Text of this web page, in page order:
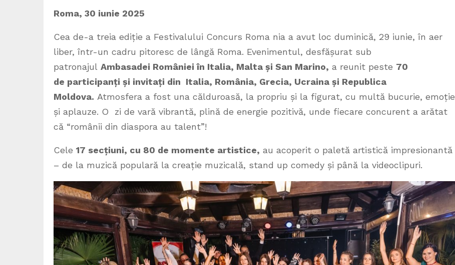
Roma, 30 iunie 2025
Cea de-a treia ediție a Festivalului Concurs Roma nia a avut loc duminică, 29 iunie, în aer
liber, într-un cadru pitoresc de lângă Roma. Evenimentul, desfășurat sub
patronajul Ambasadei României în Italia, Malta și San Marino, a reunit peste 70
de participanți și invitați din Italia, România, Grecia, Ucraina și Republica
Moldova. Atmosfera a fost una călduroasă, la propriu și la figurat, cu multă bucurie, emoție
și aplauze. O zi de vară vibrantă, plină de energie pozitivă, unde fiecare concurent a arătat
că “românii din diaspora au talent”!
Cele 17 secțiuni, cu 80 de momente artistice, au acoperit o paletă artistică impresionantă
– de la muzică populară la creație muzicală, stand up comedy și până la videoclipuri.